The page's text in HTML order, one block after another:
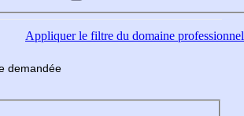
Appliquerle filtre du domaine professionnel
demandée